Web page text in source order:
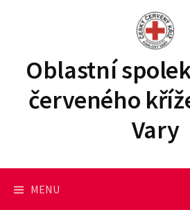
s
Oblastní
červeného
Vary
MENU